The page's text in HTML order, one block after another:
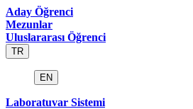
Aday Öğrenci
Mezunlar
Uluslararası Öğrenci
TR
EN
Laboratuvar Sistemi